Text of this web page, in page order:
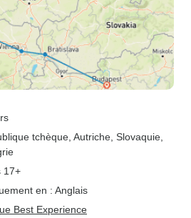
tchèque , Autriche , Slovaquie
17+
en : Anglais
Best Experience